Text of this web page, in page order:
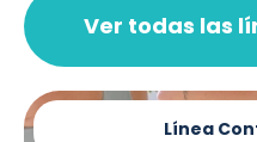
Ver todas las
Línea